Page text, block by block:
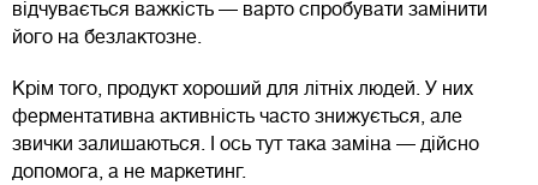
відчувається важкість — варто спробувати замінити
його на безлактозне.
Крім того, продукт хороший для літніх людей. У них
ферментативна активність часто знижується, але
звички залишаються. І ось тут така заміна — дійсно
допомога, а не маркетинг.